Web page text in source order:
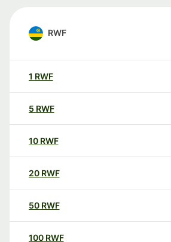
RWF
1 RWF
5 RWF
10 RWF
20 RWF
50 RWF
100 RWF